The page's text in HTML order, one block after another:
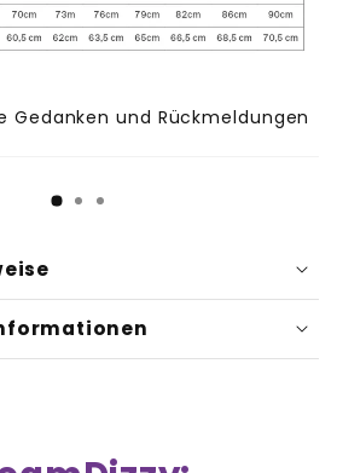
Gedanken und Rückmeldungen